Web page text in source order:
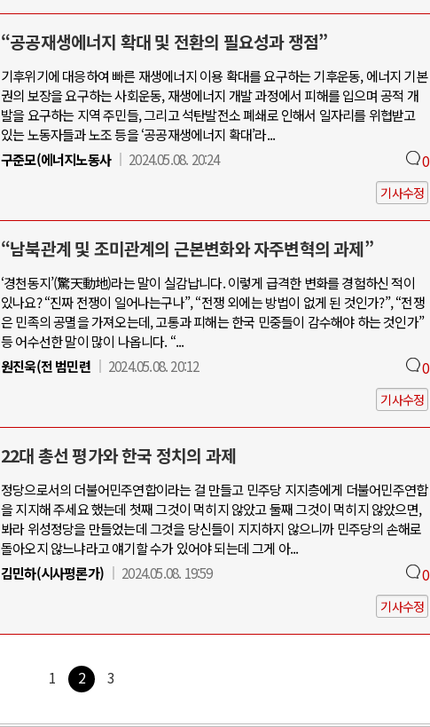
“공공재생에너지 확대 및 전환의 필요성과 쟁점”
기후위기에 대응하여 빠른 재생에너지 이용 확대를 요구하는 기후운동, 에너지 기본
권의 보장을 요구하는 사회운동, 재생에너지 개발 과정에서 피해를 입으며 공적 개
발을 요구하는 지역 주민들, 그리고 석탄발전소 폐쇄로 인해서 일자리를 위협받고
있는 노동자들과 노조 등을 ‘공공재생에너지 확대’라...
구준모(에너지노동사
2024.05.08. 20:24 0
기사수정
“남북관계 및 조미관계의 근본변화와 자주변혁의 과제”
‘경천동지’(驚天動地)라는 말이 실감납니다. 이렇게 급격한 변화를 경험하신 적이
있나요? “진짜 전쟁이 일어나는구나”, “전쟁 외에는 방법이 없게 된 것인가?”, “전쟁
은 민족의 공멸을 가져오는데, 고통과 피해는 한국 민중들이 감수해야 하는 것인가”
등 어수선한 말이 많이 나옵니다. “...
원진욱(전 범민련
2024.05.08. 20:12 0
기사수정
22대 총선 평가와 한국 정치의 과제
정당으로서의 더불어민주연합이라는 걸 만들고 민주당 지지층에게 더불어민주연합
을 지지해 주세요 했는데 첫째 그것이 먹히지 않았고 둘째 그것이 먹히지 않았으면,
봐라 위성정당을 만들었는데 그것을 당신들이 지지하지 않으니까 민주당의 손해로
돌아오지 않느냐라고 얘기할 수가 있어야 되는데 그게 아...
김민하(시사평론가)
2024.05.08. 19:59 0
기사수정
1 2 3